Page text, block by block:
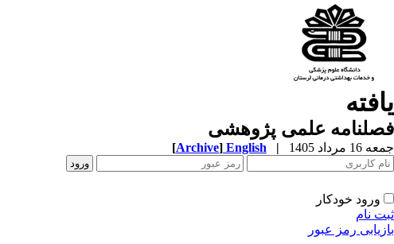
یافته
فصلنامه علمی پژوهشی
جمعه 16 مرداد 1405 |
English
[Archive]
ورود خودکار
ثبت نام
بازیابی رمز عبور